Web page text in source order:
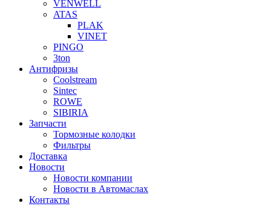
VENWELL
ATAS
PLAK
VINET
PINGO
3ton
Антифризы
Coolstream
Sintec
ROWE
SIBIRIA
Запчасти
Тормозные колодки
Фильтры
Доставка
Новости
Новости компании
Новости в Автомаслах
Контакты